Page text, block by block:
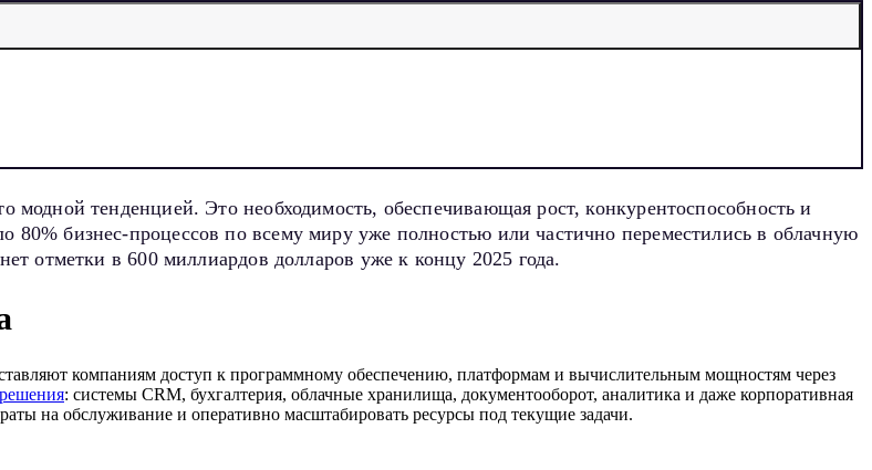
модной тенденцией. Это необходимость, обеспечивающая рост, конкурентоспособность и
80% бизнес-процессов по всему миру уже полностью или частично переместились в облачную
отметки в 600 миллиардов долларов уже к концу 2025 года.
компаниям доступ к программному обеспечению, платформам и вычислительным мощностям через
: системы CRM, бухгалтерия, облачные хранилища, документооборот, аналитика и даже корпоративная
на обслуживание и оперативно масштабировать ресурсы под текущие задачи.